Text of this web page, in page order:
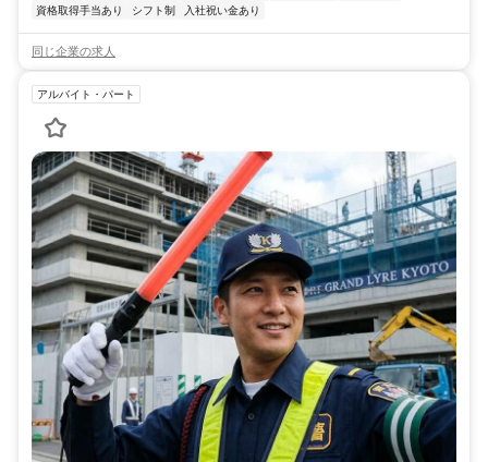
資格取得手当あり
シフト制 入社祝い金あり
同じ企業の求人
アルバイト・パート